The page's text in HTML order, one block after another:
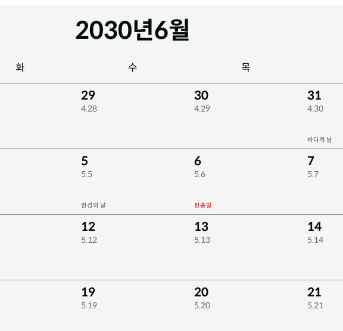
2030년6월
화 수 목
29
4.28
30
4.29
31
4.30
바다의 날
5
5.5
환경의 날
6
5.6
현충일
7
5.7
12
5.12
13
5.13
14
5.14
19
5.19
20
5.20
21
5.21